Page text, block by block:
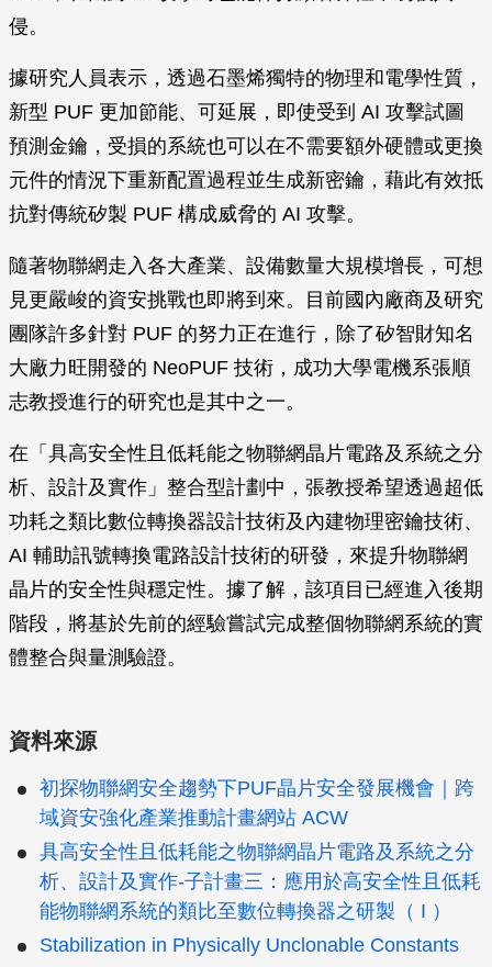
侵。
據研究人員表示，透過石墨烯獨特的物理和電學性質，
新型 PUF 更加節能、可延展，即使受到 AI 攻擊試圖
預測金鑰，受損的系統也可以在不需要額外硬體或更換
元件的情況下重新配置過程並生成新密鑰，藉此有效抵
抗對傳統矽製 PUF 構成威脅的 AI 攻擊。
隨著物聯網走入各大產業、設備數量大規模增長，可想
見更嚴峻的資安挑戰也即將到來。目前國內廠商及研究
團隊許多針對 PUF 的努力正在進行，除了矽智財知名
大廠力旺開發的 NeoPUF 技術，成功大學電機系張順
志教授進行的研究也是其中之一。
在「具高安全性且低耗能之物聯網晶片電路及系統之分
析、設計及實作」整合型計劃中，張教授希望透過超低
功耗之類比數位轉換器設計技術及內建物理密鑰技術、
AI 輔助訊號轉換電路設計技術的研發，來提升物聯網
晶片的安全性與穩定性。據了解，該項目已經進入後期
階段，將基於先前的經驗嘗試完成整個物聯網系統的實
體整合與量測驗證。
資料來源
初探物聯網安全趨勢下PUF晶片安全發展機會｜跨
域資安強化產業推動計畫網站 ACW
具高安全性且低耗能之物聯網晶片電路及系統之分
析、設計及實作-子計畫三：應用於高安全性且低耗
能物聯網系統的類比至數位轉換器之研製（ I ）
Stabilization in Physically Unclonable Constants